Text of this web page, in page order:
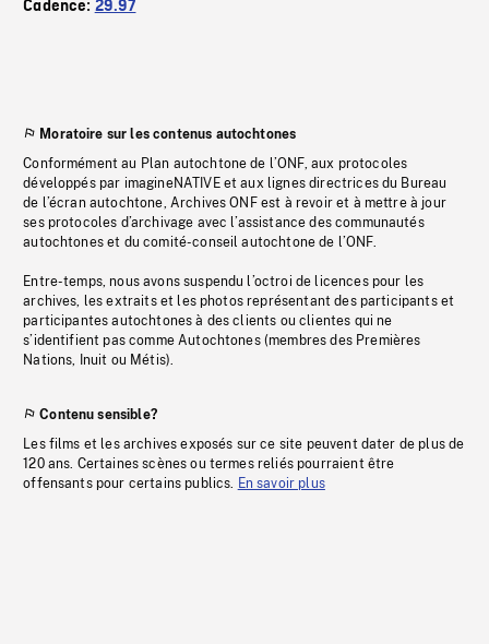
Cadence: 29.97
Moratoire sur les contenus autochtones
Conformément au Plan autochtone de l’ONF, aux protocoles
développés par imagineNATIVE et aux lignes directrices du Bureau
de l’écran autochtone, Archives ONF est à revoir et à mettre à jour
ses protocoles d’archivage avec l’assistance des communautés
autochtones et du comité-conseil autochtone de l’ONF.
Entre-temps, nous avons suspendu l’octroi de licences pour les
archives, les extraits et les photos représentant des participants et
participantes autochtones à des clients ou clientes qui ne
s’identifient pas comme Autochtones (membres des Premières
Nations, Inuit ou Métis).
Contenu sensible?
Les films et les archives exposés sur ce site peuvent dater de plus de
120 ans. Certaines scènes ou termes reliés pourraient être
offensants pour certains publics. En savoir plus